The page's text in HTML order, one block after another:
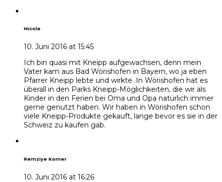
Nicole
10. Juni 2016 at 15:45
Ich bin quasi mit Kneipp aufgewachsen, denn mein
Vater kam aus Bad Wörishofen in Bayern, wo ja eben
Pfarrer Kneipp lebte und wirkte. In Wörishofen hat es
überall in den Parks Kneipp-Möglichkeiten, die wir als
Kinder in den Ferien bei Oma und Opa natürlich immer
gerne genutzt haben. Wir haben in Wörishofen schon
viele Kneipp-Produkte gekauft, lange bevor es sie in der
Schweiz zu kaufen gab.
Remziye Korner
10. Juni 2016 at 16:26